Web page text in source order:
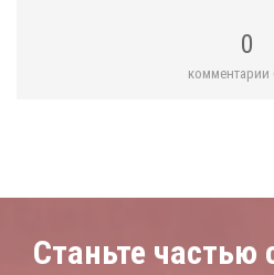
0
комментарии
Станьте частью